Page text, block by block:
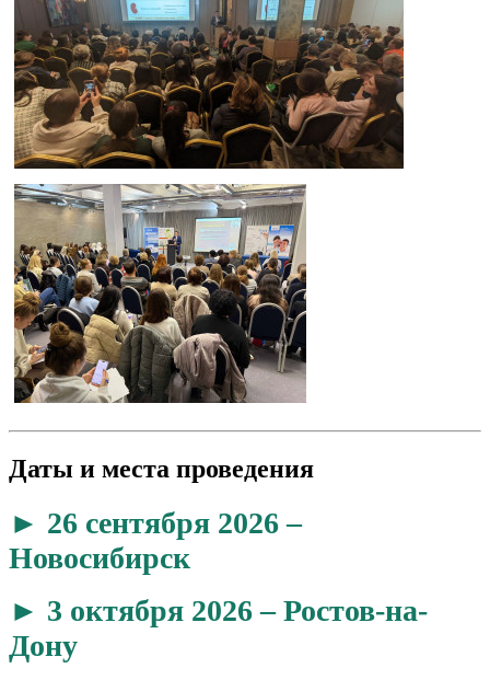
Даты и места проведения
► 26 сентября 2026 –
Новосибирск
► 3 октября 2026– Ростов-на-
Дону